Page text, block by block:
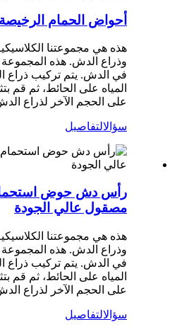
أحواض الحمام
هذه هي مجموعتنا
وذراع الدش. هذه
في الدش. يتم تركيب ذراع
المياه على الحائط، ثم قم
على الحجم الآخر لذراع
سؤالالتفاصيل
رأس دش حوض
مصقول عالي الجودة
هذه هي مجموعتنا
وذراع الدش. هذه
في الدش. يتم تركيب ذراع
المياه على الحائط، ثم قم
على الحجم الآخر لذراع
سؤالالتفاصيل